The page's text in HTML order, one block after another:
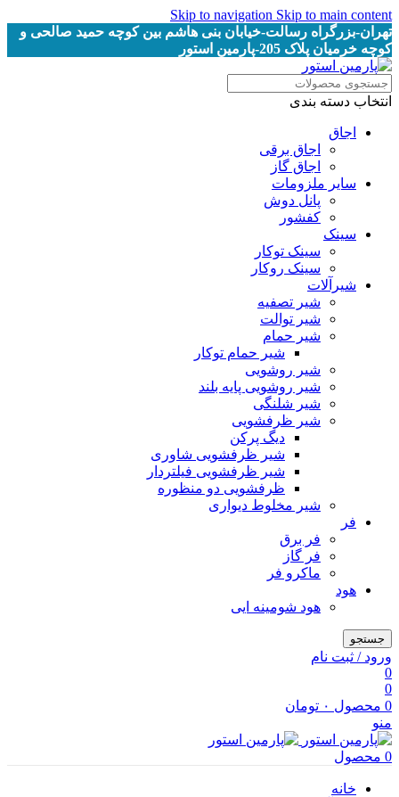
Skip to navigation Skip to main content
تهران-بزرگراه رسالت-خیابان بنی هاشم بین کوچه حمید صالحی و
کوچه خرمیان پلاک 205-پارمین استور
انتخاب دسته بندی
اجاق
اجاق برقى
اجاق گاز
سایر ملزومات
پانل دوش
کفشور
سینک
سینک توکار
سینک روکار
شیرآلات
شیر تصفیه
شیر توالت
شیر حمام
شیر حمام توکار
شیر روشویی
شیر روشویی پایه بلند
شیر شلنگی
شیر ظرفشویی
دیگ پرکن
شیر ظرفشویی شاوری
شیر ظرفشویی فیلتردار
ظرفشویی دو منظوره
شیر مخلوط دیواری
فر
فر برق
فر گاز
ماكرو فر
هود
هود شومینه ایی
جستجو
ورود / ثبت نام
0
0
0 محصول ۰ تومان
منو
0 محصول
خانه